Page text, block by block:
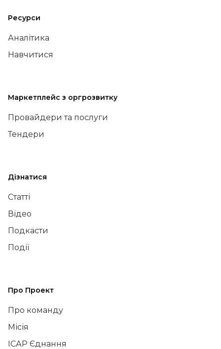
Ресурси
Аналітика
Навчитися
Маркетплейс з оргрозвитку
Провайдери та послуги
Тендери
Дізнатися
Статті
Відео
Подкасти
Події
Про Проект
Про команду
Місія
ІСАР Єднання